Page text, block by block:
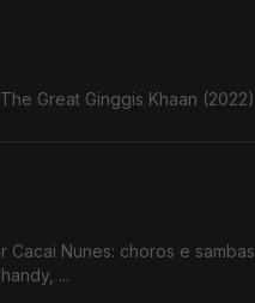
Great Ginggis Khaan (2022)
Nunes: choros e
...